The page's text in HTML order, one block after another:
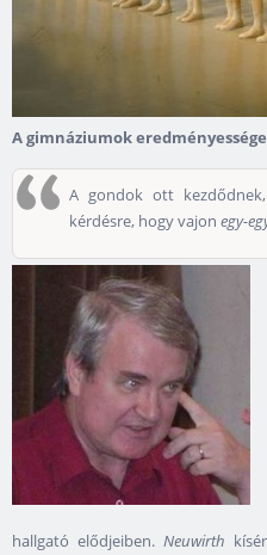
A gimnáziumok
A gondok ott
kérdésre, hogy vajon egy-
hallgató elődjeiben.Neuwirth